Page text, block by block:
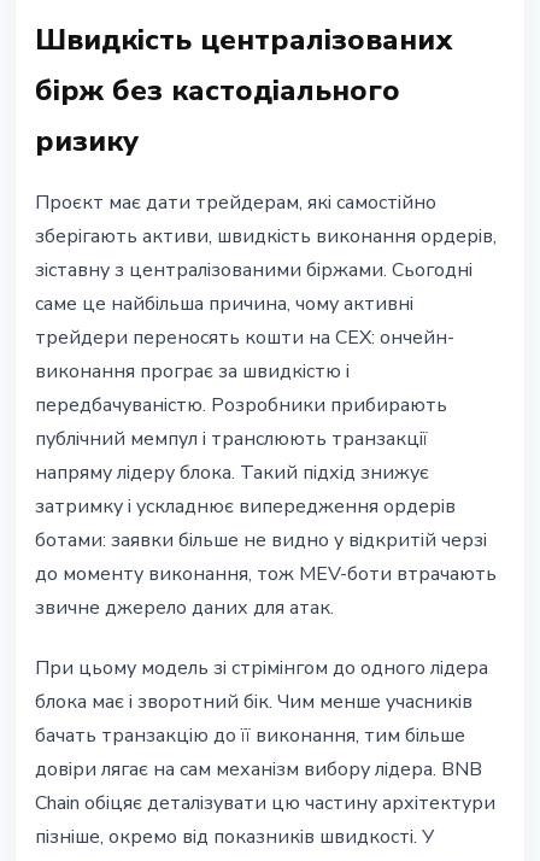
Швидкість централізованих
бірж без кастодіального
ризику
Проєкт має дати трейдерам, які самостійно
зберігають активи, швидкість виконання ордерів,
зіставну з централізованими біржами. Сьогодні
саме це найбільша причина, чому активні
трейдери переносять кошти на CEX: ончейн-
виконання програє за швидкістю і
передбачуваністю. Розробники прибирають
публічний мемпул і транслюють транзакції
напряму лідеру блока. Такий підхід знижує
затримку і ускладнює випередження ордерів
ботами: заявки більше не видно у відкритій черзі
до моменту виконання, тож MEV-боти втрачають
звичне джерело даних для атак.
При цьому модель зі стрімінгом до одного лідера
блока має і зворотний бік. Чим менше учасників
бачать транзакцію до її виконання, тим більше
довіри лягає на сам механізм вибору лідера. BNB
Chain обіцяє деталізувати цю частину архітектури
пізніше, окремо від показників швидкості. У